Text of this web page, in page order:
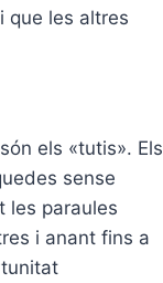
que les altres
els «tutis». Els
sense
les paraules
i anant fins a